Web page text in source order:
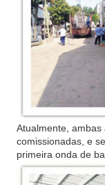
Atualmente,
comissionadas, e
primeira onda de